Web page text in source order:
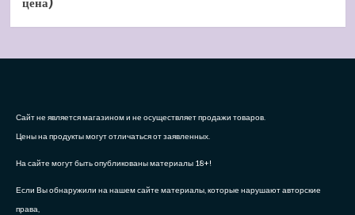
Сайт не является магазином и не осуществляет продажи товаров.
Цены на продукты могут отличаться от заявленных.
На сайте могут быть опубликованы материалы 18+!
Если Вы обнаружили на нашем сайте материалы, которые нарушают авторские
права,